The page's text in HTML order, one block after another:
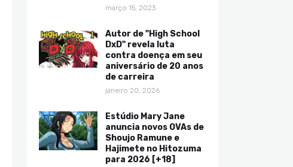
março 15, 2023
Autor de "High School
DxD" revela luta
contra doença em seu
aniversário de 20 anos
de carreira
janeiro 20, 2026
Estúdio Mary Jane
anuncia novos OVAs de
Shoujo Ramune e
Hajimete no Hitozuma
para 2026 [+18]